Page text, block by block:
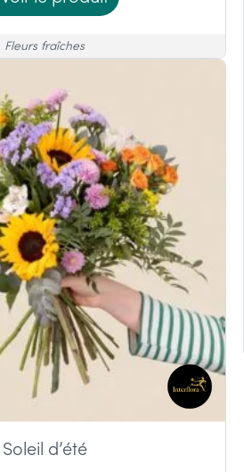
Fleurs fraîches
Soleil d’été